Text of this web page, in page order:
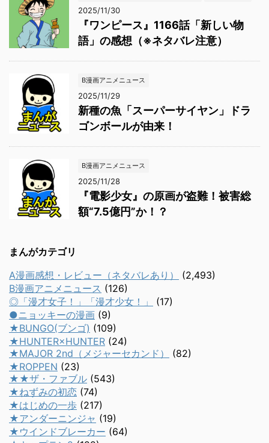
2025/11/30
『ワンピース』1166話「新しい物
語」の感想（※ネタバレ注意）
B漫画アニメニュース
2025/11/29
新種の魚「スーパーサイヤン」ドラ
ゴンボールが由来！
B漫画アニメニュース
2025/11/28
『電影少女』の原画が盗難！被害総
額“7.5億円”か！？
まんがカテゴリ
A漫画感想・レビュー（ネタバレあり）
(2,493)
B漫画アニメニュース (126)
◎「漫才女子！」「漫才少女！」
(17)
●ニョッキーの漫画 (9)
★BUNGO(ブンゴ) (109)
★HUNTER×HUNTER (24)
★MAJOR 2nd（メジャーセカンド）
(82)
★ROPPEN (23)
★★ザ・ファブル (543)
★ねずみの初恋 (74)
★はじめの一歩 (217)
★アンダーニンジャ (19)
★ウインドブレーカー (64)